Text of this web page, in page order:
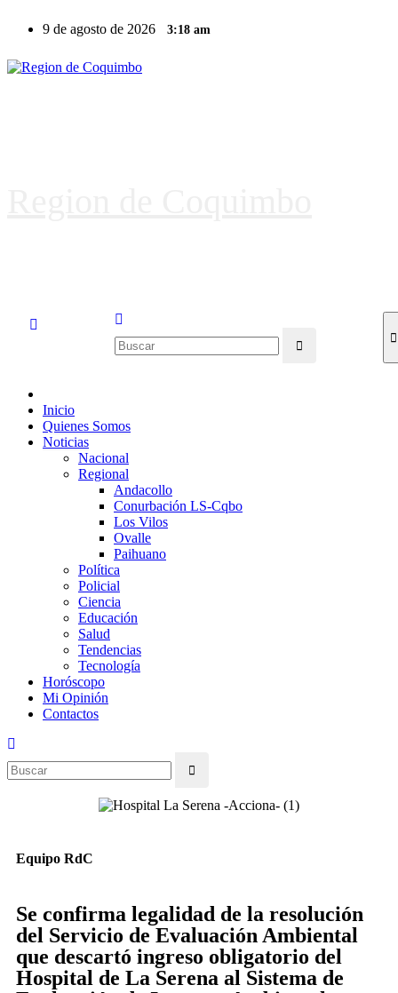
9 de agosto de 2026 3:18 am
Inicio
Quienes Somos
Noticias
Nacional
Regional
Andacollo
Conurbación LS-Cqbo
Los Vilos
Ovalle
Paihuano
Política
Policial
Ciencia
Educación
Salud
Tendencias
Tecnología
Horóscopo
Mi Opinión
Contactos
Equipo RdC
Se confirma legalidad de la resolución
del Servicio de Evaluación Ambiental
que descartó ingreso obligatorio del
Hospital de La Serena al Sistema de